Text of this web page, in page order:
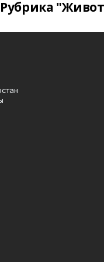
Рубрика